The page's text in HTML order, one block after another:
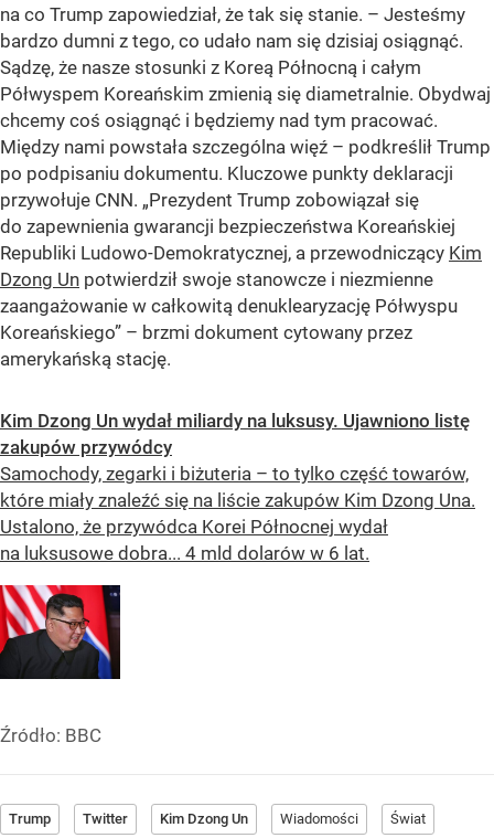
na co Trump zapowiedział, że tak się stanie. – Jesteśmy
bardzo dumni z tego, co udało nam się dzisiaj osiągnąć.
Sądzę, że nasze stosunki z Koreą Północną i całym
Półwyspem Koreańskim zmienią się diametralnie. Obydwaj
chcemy coś osiągnąć i będziemy nad tym pracować.
Między nami powstała szczególna więź – podkreślił Trump
po podpisaniu dokumentu. Kluczowe punkty deklaracji
przywołuje CNN. „Prezydent Trump zobowiązał się
do zapewnienia gwarancji bezpieczeństwa Koreańskiej
Republiki Ludowo-Demokratycznej, a przewodniczący Kim
Dzong Un potwierdził swoje stanowcze i niezmienne
zaangażowanie w całkowitą denuklearyzację Półwyspu
Koreańskiego” – brzmi dokument cytowany przez
amerykańską stację.
Kim Dzong Un wydał miliardy na luksusy. Ujawniono listę
zakupów przywódcy
Samochody, zegarki i biżuteria – to tylko część towarów,
które miały znaleźć się na liście zakupów Kim Dzong Una.
Ustalono, że przywódca Korei Północnej wydał
na luksusowe dobra... 4 mld dolarów w 6 lat.
Źródło: BBC
Trump Twitter Kim Dzong Un Wiadomości Świat